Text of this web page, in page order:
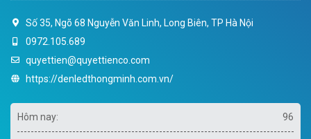
Số 35, Ngõ 68 Nguyễn Văn Linh, Long Biên, TP Hà Nội
0972.105.689
quyettien@quyettienco.com
https://denledthongminh.com.vn/
96
Hôm nay: